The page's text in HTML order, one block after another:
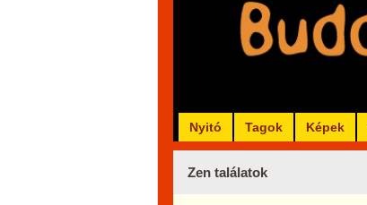
Nyitó Tagok Képek
Zen találatok